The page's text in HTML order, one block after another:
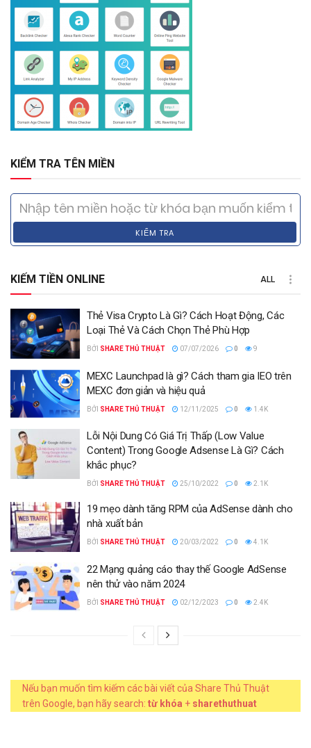
KIỂM TRA TÊN MIỀN
KIỂM TRA
KIẾM TIỀN ONLINE ALL
Thẻ Visa Crypto Là Gì? Cách Hoạt Động, Các
Loại Thẻ Và Cách Chọn Thẻ Phù Hợp
BỞI SHARE THỦ THUẬT 07/07/2026 0 9
MEXC Launchpad là gì? Cách tham gia IEO trên
MEXC đơn giản và hiệu quả
BỞI SHARE THỦ THUẬT 12/11/2025 0 1.4K
Lỗi Nội Dung Có Giá Trị Thấp (Low Value
Content) Trong Google Adsense Là Gì? Cách
khắc phục?
BỞI SHARE THỦ THUẬT 25/10/2022 0 2.1K
19 mẹo dành tăng RPM của AdSense dành cho
nhà xuất bản
BỞI SHARE THỦ THUẬT 20/03/2022 0 4.1K
22 Mạng quảng cáo thay thế Google AdSense
nên thử vào năm 2024
BỞI SHARE THỦ THUẬT 02/12/2023 0 2.4K
Nếu bạn muốn tìm kiếm các bài viết của Share Thủ Thuật
trên Google, bạn hãy search: từ khóa + sharethuthuat